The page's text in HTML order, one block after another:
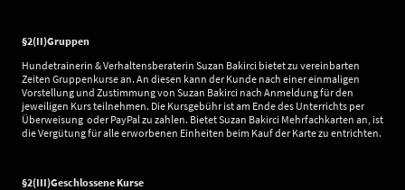
§2(II)Gruppen
Hundetrainerin & Verhaltensberaterin Suzan Bakirci bietet zu vereinbarten
Zeiten Gruppenkurse an. An diesen kann der Kunde nach einer einmaligen
Vorstellung und Zustimmung von Suzan Bakirci nach Anmeldung für den
jeweiligen Kurs teilnehmen. Die Kursgebühr ist am Ende des Unterrichts per
Überweisung oder PayPal zu zahlen. Bietet Suzan Bakirci Mehrfachkarten an, ist
die Vergütung für alle erworbenen Einheiten beim Kauf der Karte zu entrichten.
§2(III)Geschlossene Kurse